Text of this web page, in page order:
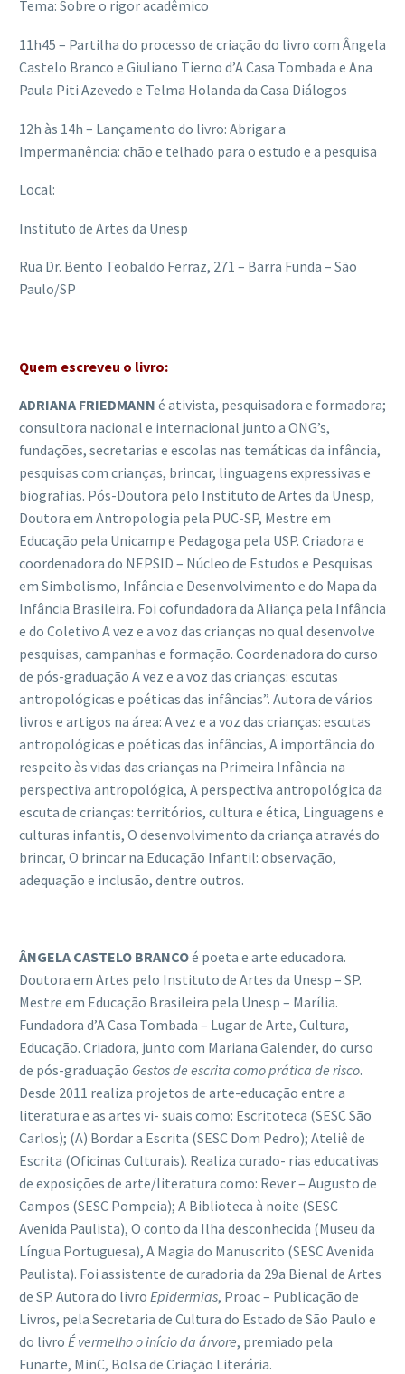
Tema: Sobre o rigor acadêmico
11h45 – Partilha do processo de criação do livro com Ângela
Castelo Branco e Giuliano Tierno d’A Casa Tombada e Ana
Paula Piti Azevedo e Telma Holanda da Casa Diálogos
12h às 14h – Lançamento do livro: Abrigar a
Impermanência: chão e telhado para o estudo e a pesquisa
Local:
Instituto de Artes da Unesp
Rua Dr. Bento Teobaldo Ferraz, 271 – Barra Funda – São
Paulo/SP
Quem escreveu o livro:
ADRIANA FRIEDMANN é ativista, pesquisadora e formadora;
consultora nacional e internacional junto a ONG’s,
fundações, secretarias e escolas nas temáticas da infância,
pesquisas com crianças, brincar, linguagens expressivas e
biografias. Pós-Doutora pelo Instituto de Artes da Unesp,
Doutora em Antropologia pela PUC-SP, Mestre em
Educação pela Unicamp e Pedagoga pela USP. Criadora e
coordenadora do NEPSID – Núcleo de Estudos e Pesquisas
em Simbolismo, Infância e Desenvolvimento e do Mapa da
Infância Brasileira. Foi cofundadora da Aliança pela Infância
e do Coletivo A vez e a voz das crianças no qual desenvolve
pesquisas, campanhas e formação. Coordenadora do curso
de pós-graduação A vez e a voz das crianças: escutas
antropológicas e poéticas das infâncias”. Autora de vários
livros e artigos na área: A vez e a voz das crianças: escutas
antropológicas e poéticas das infâncias, A importância do
respeito às vidas das crianças na Primeira Infância na
perspectiva antropológica, A perspectiva antropológica da
escuta de crianças: territórios, cultura e ética, Linguagens e
culturas infantis, O desenvolvimento da criança através do
brincar, O brincar na Educação Infantil: observação,
adequação e inclusão, dentre outros.
ÂNGELA CASTELO BRANCOé poeta e arte educadora.
Doutora em Artes pelo Instituto de Artes da Unesp – SP.
Mestre em Educação Brasileira pela Unesp – Marília.
Fundadora d’A Casa Tombada – Lugar de Arte, Cultura,
Educação. Criadora, junto com Mariana Galender, do curso
de pós-graduação Gestos de escrita como prática de risco.
Desde 2011 realiza projetos de arte-educação entre a
literatura e as artes vi- suais como: Escritoteca (SESC São
Carlos); (A) Bordar a Escrita (SESC Dom Pedro); Ateliê de
Escrita (Oficinas Culturais). Realiza curado- rias educativas
de exposições de arte/literatura como: Rever – Augusto de
Campos (SESC Pompeia); A Biblioteca à noite (SESC
Avenida Paulista), O conto da Ilha desconhecida (Museu da
Língua Portuguesa), A Magia do Manuscrito (SESC Avenida
Paulista). Foi assistente de curadoria da 29a Bienal de Artes
de SP. Autora do livro Epidermias, Proac – Publicação de
Livros, pela Secretaria de Cultura do Estado de São Paulo e
do livro É vermelho o início da árvore, premiado pela
Funarte, MinC, Bolsa de Criação Literária.